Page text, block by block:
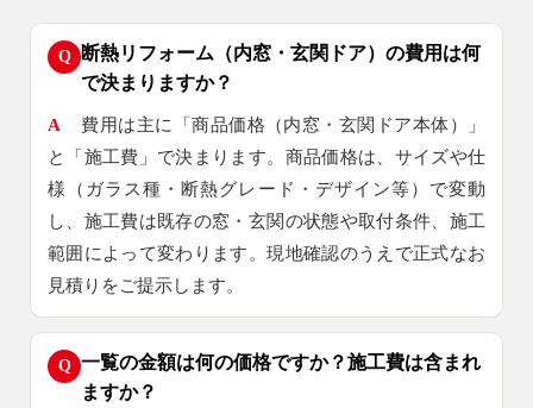
Q
断熱リフォーム（内窓・玄関ドア）の費用は何
で決まりますか？
A
費用は主に「商品価格（内窓・玄関ドア本体）」
と「施工費」で決まります。商品価格は、サイズや仕
様（ガラス種・断熱グレード・デザイン等）で変動
し、施工費は既存の窓・玄関の状態や取付条件、施工
範囲によって変わります。現地確認のうえで正式なお
見積りをご提示します。
Q 一覧の金額は何の価格ですか？施工費は含まれ
ますか？